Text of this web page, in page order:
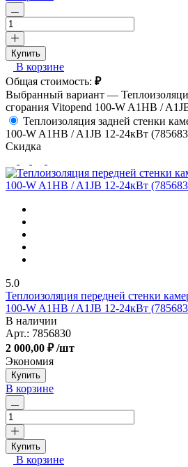
Купить
В корзине
Общая стоимость: ₽
Выбранный вариант —
сгорания Vitopend 100-W A1HB /
Теплоизоляция задней стенки
100-W A1HB / A1JB 12-24кВт
Скидка
5.0
Теплоизоляция передней стенки
100-W A1HB / A1JB 12-24кВт
В наличии
Арт.: 7856830
2 000,00 ₽/шт
Экономия
Купить
В корзине
Купить
В корзине